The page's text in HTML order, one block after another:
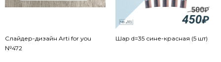
Слайдер-дизайн Arti for you
№472
Шар d=35 сине-красная (5 шт)